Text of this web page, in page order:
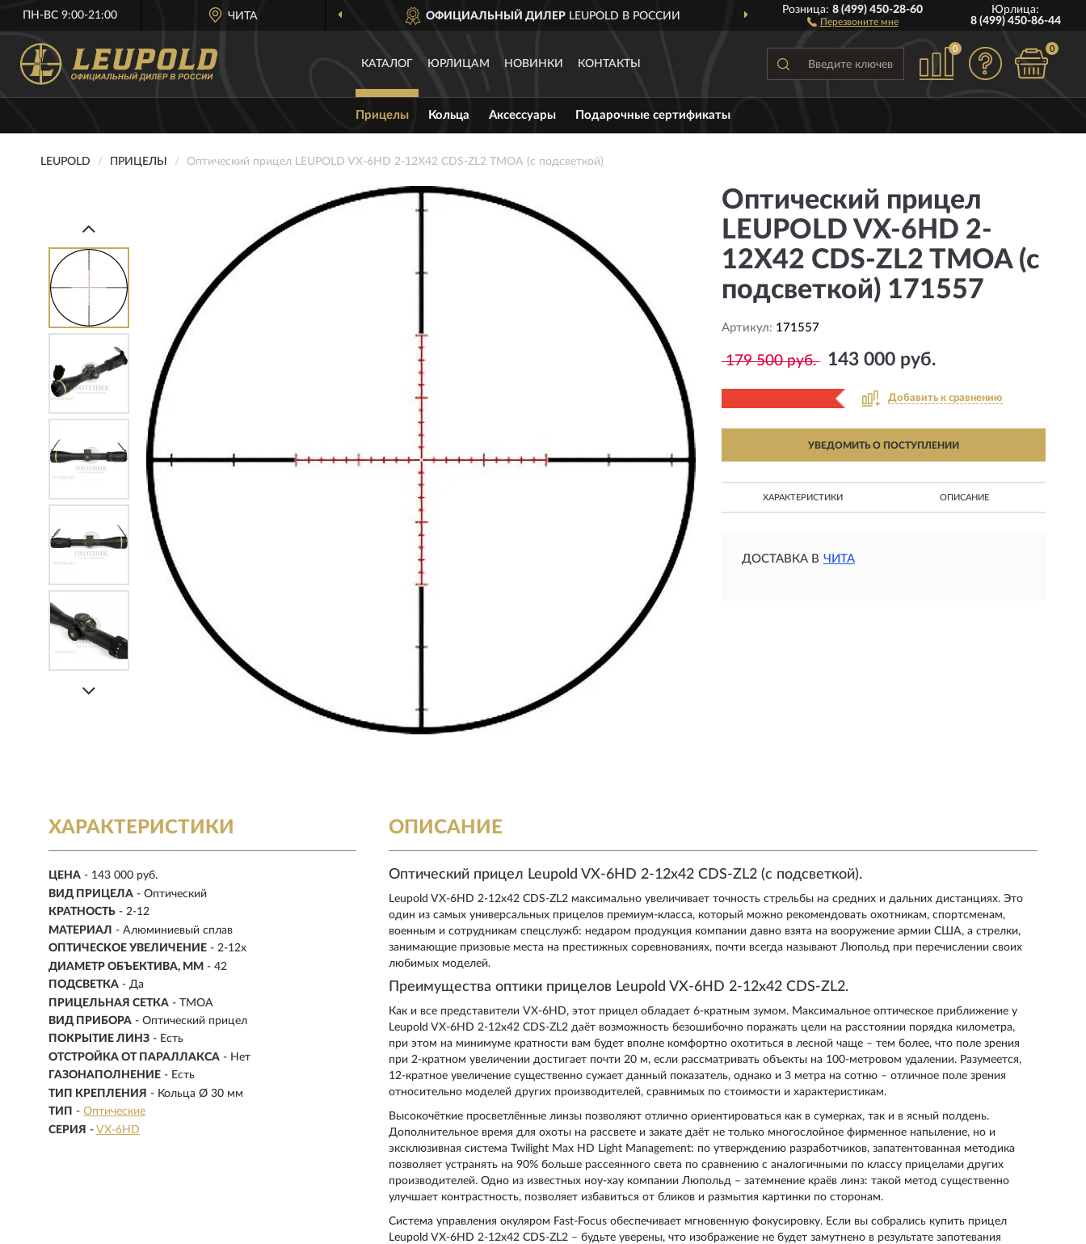
ПН-ВС 9:00-21:00 ЧИТА ОФИЦИАЛЬНЫЙ ДИЛЕР LEUPOLD В РОССИИ ДОСТАВИМ ПО ВСЕЙ РОССИИ
Розница:8 (499) 450-28-60
Перезвоните мне
Юрлица:
8 (499) 450-86-44
КАТАЛОГ ЮРЛИЦАМ НОВИНКИ КОНТАКТЫ
0 0
Прицелы Кольца Аксессуары Подарочные сертификаты
LEUPOLD ПРИЦЕЛЫ Оптический прицел LEUPOLD VX-6HD 2-12X42 CDS-ZL2 TMOA (с подсветкой)
Оптический прицел
LEUPOLD VX-6HD 2-
12X42 CDS-ZL2 TMOA (с
подсветкой) 171557
Артикул: 171557
179 500 руб. 143 000 руб.
Добавить к сравнению
УВЕДОМИТЬ О ПОСТУПЛЕНИИ
ХАРАКТЕРИСТИКИ ОПИСАНИЕ
ДОСТАВКА В ЧИТА
ХАРАКТЕРИСТИКИ
ЦЕНА - 143 000 руб.
ВИД ПРИЦЕЛА - Оптический
КРАТНОСТЬ - 2-12
МАТЕРИАЛ - Алюминиевый сплав
ОПТИЧЕСКОЕ УВЕЛИЧЕНИЕ - 2-12х
ДИАМЕТР ОБЪЕКТИВА, ММ - 42
ПОДСВЕТКА - Да
ПРИЦЕЛЬНАЯ СЕТКА - TMOA
ВИД ПРИБОРА - Оптический прицел
ПОКРЫТИЕ ЛИНЗ - Есть
ОТСТРОЙКА ОТ ПАРАЛЛАКСА - Нет
ГАЗОНАПОЛНЕНИЕ - Есть
ТИП КРЕПЛЕНИЯ - Кольца Ø 30 мм
ТИП - Оптические
СЕРИЯ - VX-6HD
ОПИСАНИЕ
Оптический прицел Leupold VX-6HD 2-12x42 CDS-ZL2 (с подсветкой).
Leupold VX-6HD 2-12x42 CDS-ZL2 максимально увеличивает точность стрельбы на средних и дальних дистанциях. Это
один из самых универсальных прицелов премиум-класса, который можно рекомендовать охотникам, спортсменам,
военным и сотрудникам спецслужб: недаром продукция компании давно взята на вооружение армии США, а стрелки,
занимающие призовые места на престижных соревнованиях, почти всегда называют Люпольд при перечислении своих
любимых моделей.
Преимущества оптики прицелов Leupold VX-6HD 2-12x42 CDS-ZL2.
Как и все представители VX-6HD, этот прицел обладает 6-кратным зумом. Максимальное оптическое приближение у
Leupold VX-6HD 2-12x42 CDS-ZL2 даёт возможность безошибочно поражать цели на расстоянии порядка километра,
при этом на минимуме кратности вам будет вполне комфортно охотиться в лесной чаще – тем более, что поле зрения
при 2-кратном увеличении достигает почти 20 м, если рассматривать объекты на 100-метровом удалении. Разумеется,
12-кратное увеличение существенно сужает данный показатель, однако и 3 метра на сотню – отличное поле зрения
относительно моделей других производителей, сравнимых по стоимости и характеристикам.
Высокочёткие просветлённые линзы позволяют отлично ориентироваться как в сумерках, так и в ясный полдень.
Дополнительное время для охоты на рассвете и закате даёт не только многослойное фирменное напыление, но и
эксклюзивная система Twilight Max HD Light Management: по утверждению разработчиков, запатентованная методика
позволяет устранять на 90% больше рассеянного света по сравнению с аналогичными по классу прицелами других
производителей. Одно из известных ноу-хау компании Люпольд – затемнение краёв линз: такой метод существенно
улучшает контрастность, позволяет избавиться от бликов и размытия картинки по сторонам.
Система управления окуляром Fast-Focus обеспечивает мгновенную фокусировку. Если вы собрались купить прицел
Leupold VX-6HD 2-12x42 CDS-ZL2 – будьте уверены, что изображение не будет замутнено в результате запотевания